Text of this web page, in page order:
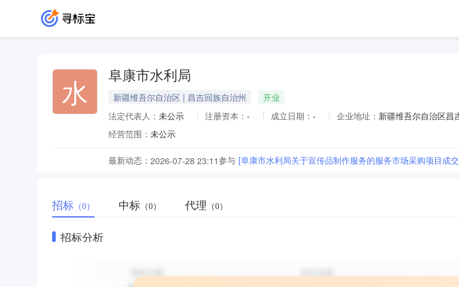
水 阜康市水利局
新疆维吾尔自治区 | 昌吉回族自治州
开业
法定代表人： 未公示 注册资本： - 成立日期： - 企业地址： 新疆维吾尔自治区昌
经营范围： 未公示
最新动态： 2026-07-28 23:11参与 [阜康市水利局关于宣传品制作服务的服务市场采购项目成
招标 （0） 中标 （0） 代理 （0）
招标分析